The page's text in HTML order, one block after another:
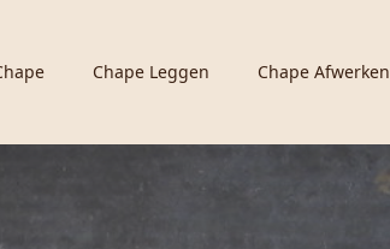
Chape Leggen Chape Afwerken